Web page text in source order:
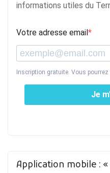
informations utiles du
Votre adresse email
Inscription gratuite. Vous
Je
Application mobile : «